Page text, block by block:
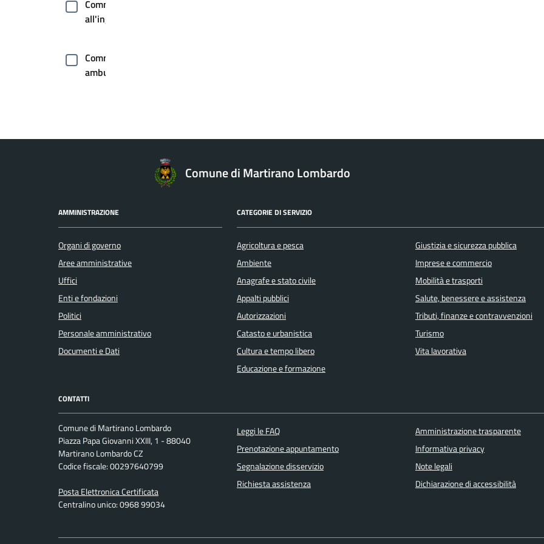
Commercio
all'ingrosso
Commercio
ambulante
Concorsi
Covid-
19
Energie
Estero
Foreste
professionale
Gemellaggi
Comune di Martirano Lombardo
AMMINISTRAZIONE
Organi di governo
Aree amministrative
Uffici
Enti e fondazioni
Politici
Personale amministrativo
Documenti e Dati
CATEGORIE DI SERVIZIO
Agricoltura e pesca
Ambiente
Anagrafe e stato civile
Appalti pubblici
Autorizzazioni
Catasto e urbanistica
Cultura e tempo libero
Educazione e formazione
Giustizia e sicurezza pubblica
Imprese e commercio
Mobilità e trasporti
Salute, benessere e assistenza
Tributi, finanze e contravvenzioni
Turismo
Vita lavorativa
CONTATTI
Comune di Martirano Lombardo
Piazza Papa Giovanni XXIII, 1 - 88040
Martirano Lombardo CZ
Codice fiscale: 00297640799
Posta Elettronica Certificata
Centralino unico: 0968 99034
Leggi le FAQ
Prenotazione appuntamento
Segnalazione disservizio
Richiesta assistenza
Amministrazione trasparente
Informativa privacy
Note legali
Dichiarazione di accessibilità